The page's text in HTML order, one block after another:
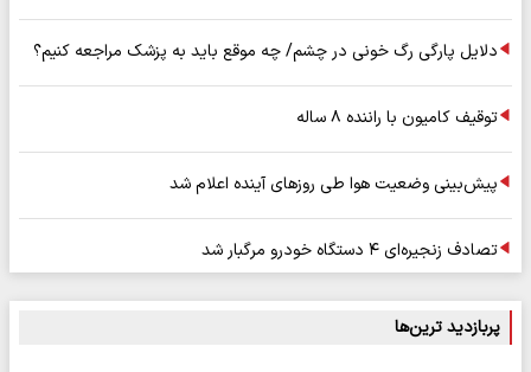
دلایل پارگی رگ خونی در چشم/ چه موقع باید به پزشک مراجعه کنیم؟
توقیف کامیون با راننده ۸ ساله
پیش‌بینی وضعیت هوا طی روزهای آینده اعلام شد
تصادف زنجیره‌ای ۴ دستگاه خودرو مرگبار شد
پربازدید ترین‌ها